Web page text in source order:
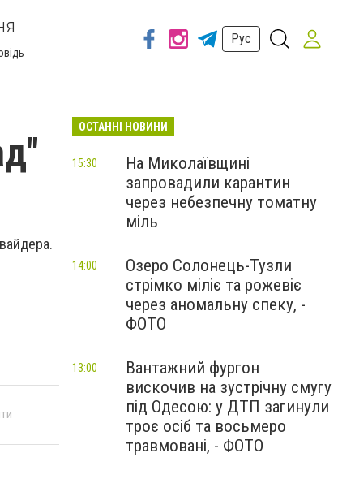
Рус
ОСТАННІ НОВИНИ
На Миколаївщині
запровадили карантин
через небезпечну томатну
міль
15:30
Озеро Солонець-Тузли
стрімко міліє та рожевіє
через аномальну спеку, -
ФОТО
14:00
Вантажний фургон
вискочив на зустрічну смугу
під Одесою: у ДТП загинули
троє осіб та восьмеро
травмовані, - ФОТО
13:00